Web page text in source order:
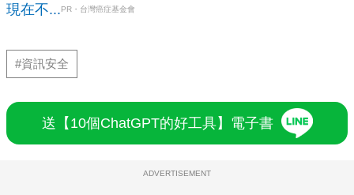
現在不...PR・台灣癌症基金會
#資訊安全
送【10個ChatGPT的好工具】電子書
ADVERTISEMENT